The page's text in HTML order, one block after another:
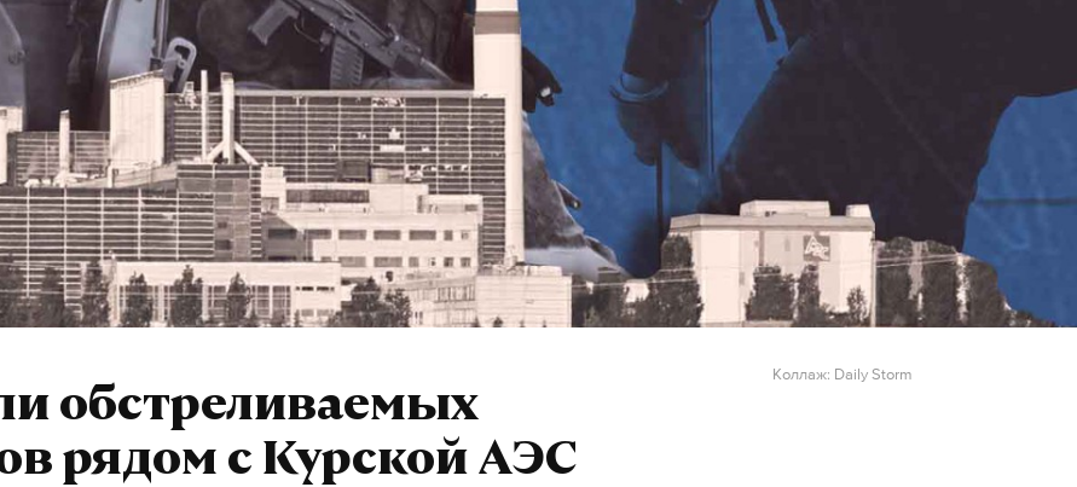
обстреливаемых
рядом с Курской АЭС
Коллаж: Daily Storm